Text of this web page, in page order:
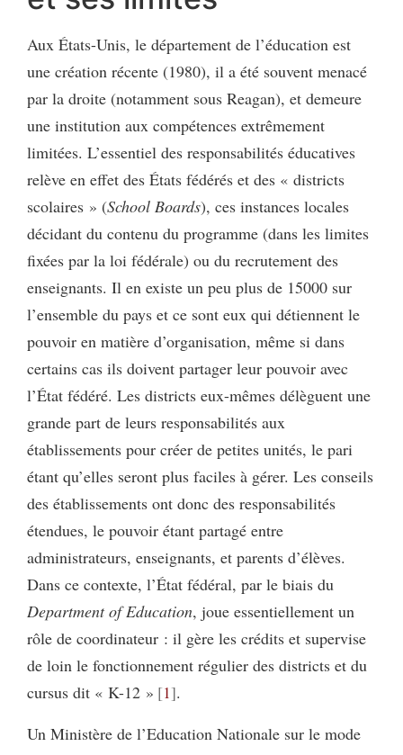
Aux États-Unis, le département de l’éducation est
une création récente (1980), il a été souvent menacé
par la droite (notamment sous Reagan), et demeure
une institution aux compétences extrêmement
limitées. L’essentiel des responsabilités éducatives
relève en effet des États fédérés et des « districts
scolaires » (School Boards), ces instances locales
décidant du contenu du programme (dans les limites
fixées par la loi fédérale) ou du recrutement des
enseignants. Il en existe un peu plus de 15000 sur
l’ensemble du pays et ce sont eux qui détiennent le
pouvoir en matière d’organisation, même si dans
certains cas ils doivent partager leur pouvoir avec
l’État fédéré. Les districts eux-mêmes délèguent une
grande part de leurs responsabilités aux
établissements pour créer de petites unités, le pari
étant qu’elles seront plus faciles à gérer. Les conseils
des établissements ont donc des responsabilités
étendues, le pouvoir étant partagé entre
administrateurs, enseignants, et parents d’élèves.
Dans ce contexte, l’État fédéral, par le biais du
Department of Education, joue essentiellement un
rôle de coordinateur : il gère les crédits et supervise
de loin le fonctionnement régulier des districts et du
cursus dit « K-12 » 1 .
Un Ministère de l’Education Nationale sur le mode